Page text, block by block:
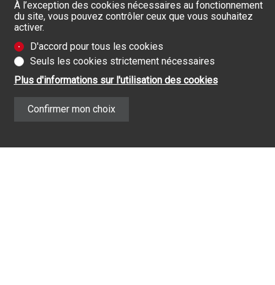
À l’exception des cookies nécessaires au fonctionnement
du site, vous pouvez contrôler ceux que vous souhaitez
activer.
D'accord pour tous les cookies
Seuls les cookies strictement nécessaires
Plus d'informations sur l'utilisation des cookies
Confirmer mon choix